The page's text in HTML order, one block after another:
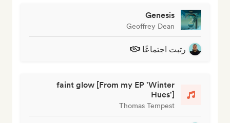
Genesis
Geoffrey Dean
رتبت اجتماعًا
faint glow [From my EP 'Winter
Hues']
Thomas Tempest